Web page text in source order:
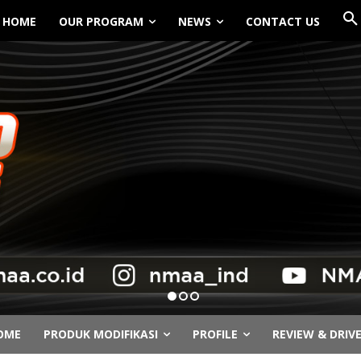
HOME OUR PROGRAM NEWS CONTACT US
PRODUK MODIFIKASI PROFILE REVIEW & DRIVE